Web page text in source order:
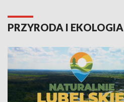
PRZYRODA I EKOLOGIA